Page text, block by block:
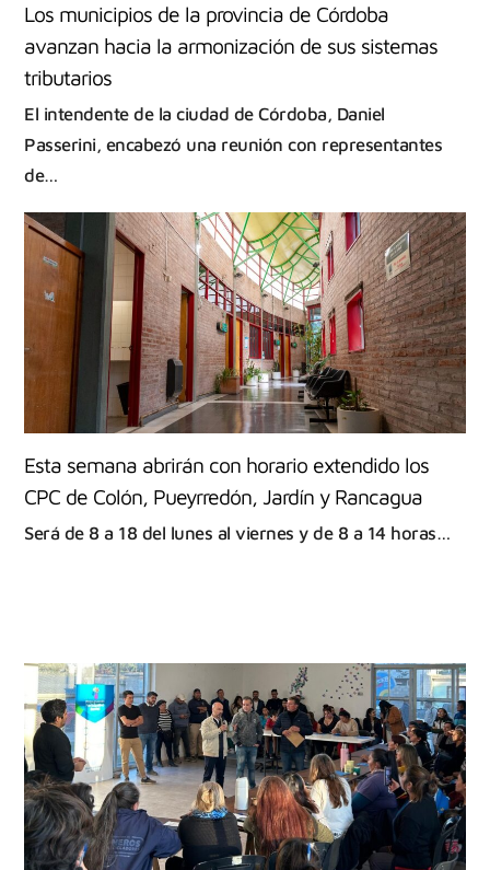
Los municipios de la provincia de Córdoba
avanzan hacia la armonización de sus sistemas
tributarios
El intendente de la ciudad de Córdoba, Daniel
Passerini, encabezó una reunión con representantes
de…
Esta semana abrirán con horario extendido los
CPC de Colón, Pueyrredón, Jardín y Rancagua
Será de 8 a 18 del lunes al viernes y de 8 a 14 horas…